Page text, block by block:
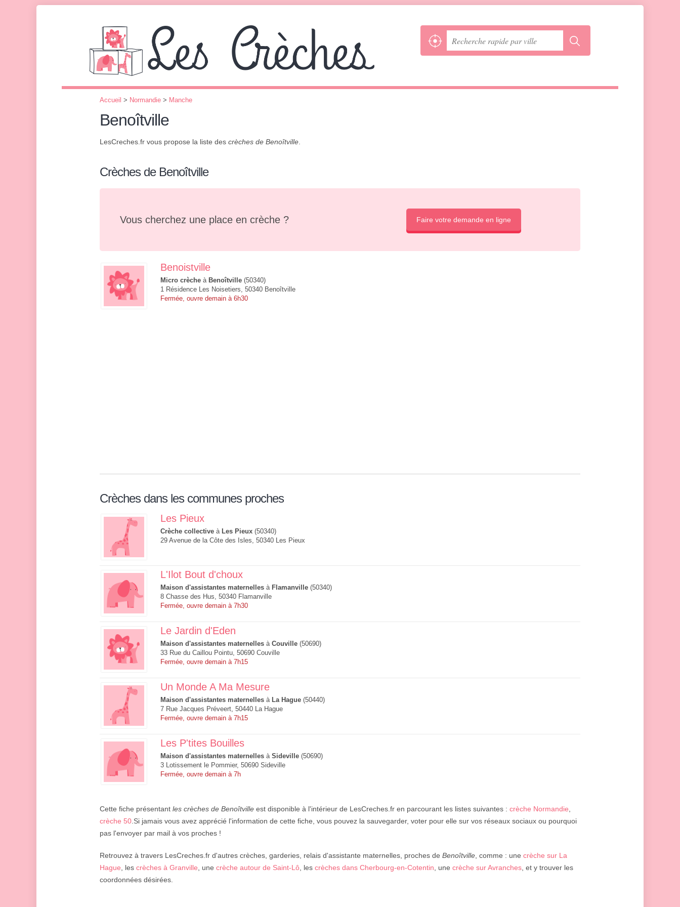
Accueil > Normandie > Manche
Benoîtville
LesCreches.fr vous propose la liste des crèches de Benoîtville
Crèches de Benoîtville
Vous cherchez une place en crèche ? Faire votre demande en ligne
Benoistville
Micro crèche à Benoîtville (50340)
1 Résidence Les Noisetiers, 50340 Benoîtville
Fermée, ouvre demain à 6h30
Crèches dans les communes proches
Les Pieux
Crèche collective à Les Pieux (50340)
29 Avenue de la Côte des Isles, 50340 Les Pieux
L'Ilot Bout d'choux
Maison d'assistantes maternelles à Flamanville (50340)
8 Chasse des Hus, 50340 Flamanville
Fermée, ouvre demain à 7h30
Le Jardin d'Eden
Maison d'assistantes maternelles à Couville (50690)
33 Rue du Caillou Pointu, 50690 Couville
Fermée, ouvre demain à 7h15
Un Monde A Ma Mesure
Maison d'assistantes maternelles à La Hague (50440)
7 Rue Jacques Préveert, 50440 La Hague
Fermée, ouvre demain à 7h15
Les P'tites Bouilles
Maison d'assistantes maternelles à Sideville (50690)
3 Lotissement le Pommier, 50690 Sideville
Fermée, ouvre demain à 7h
Cette fiche présentant les crèches de Benoîtville est disponible à l'intérieur de LesCreches.fr en parcourant les listes suivantes : crèche Normandie
crèche 50 .Si jamais vous avez apprécié l'information de cette fiche, vous pouvez la sauvegarder, voter pour elle sur vos réseaux sociaux ou pourquoi
pas l'envoyer par mail à vos proches !
Retrouvez à travers LesCreches.fr d'autres crèches, garderies, relais d'assistante maternelles, proches de Benoîtville , comme : une crèche sur La
Hague , les crèches à Granville , une crèche autour de Saint-Lô , les crèches dans Cherbourg-en-Cotentin , une crèche sur Avranches , et y trouver les
coordonnées désirées.